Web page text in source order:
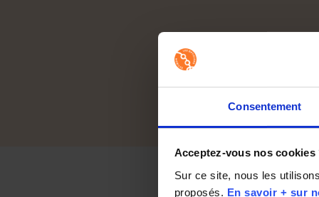
Consentement
Acceptez-vous nos cookies
Sur ce site, nous les
proposés. En savoir + sur
Des